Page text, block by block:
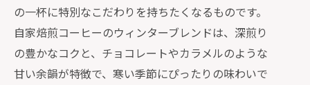
カラメルや黒糖感を楽しむ自家焙煎ウ
ィンターブレンド
自家焙煎コーヒーで作る濃厚な冬のご
褒美ドリンク
の一杯に特別なこだわりを持ちたくなるものです。
自家焙煎コーヒーのウィンターブレンドは、深煎り
の豊かなコクと、チョコレートやカラメルのような
甘い余韻が特徴で、寒い季節にぴったりの味わいで